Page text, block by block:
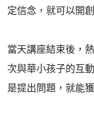
定信念，就可以開
當天講座結束後，
次與華小孩子的互
是提出問題，就能